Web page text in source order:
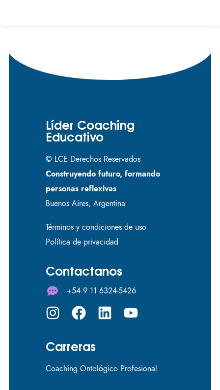
Líder Coaching
Educativo
© LCE Derechos Reservados
Construyendo futuro, formando
personas reflexivas
Buenos Aires, Argentina
Términos y condiciones de uso
Política de privacidad
Contactanos
+54 9 11 6324-5426
Carreras
Coaching Ontológico Profesional